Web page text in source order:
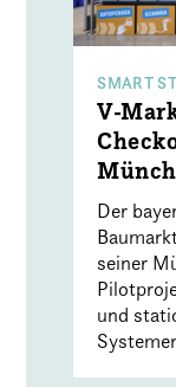
SMART
V-
Der
seiner
und